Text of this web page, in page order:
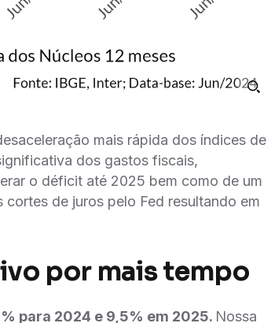
mais rápida dos índices de
dos gastos fiscais,
o déficit até 2025 bem como de um
de juros pelo Fed resultando em
por mais tempo
para 2024 e 9,5% em 2025. Nossa